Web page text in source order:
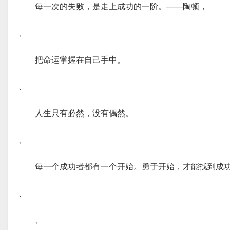
每一次的失败，是走上成功的一阶。——陶顿，
、
把命运掌握在自己手中。
、
人生只有必然，没有偶然。
、
每一个成功者都有一个开始。勇于开始，才能找到成
、
、